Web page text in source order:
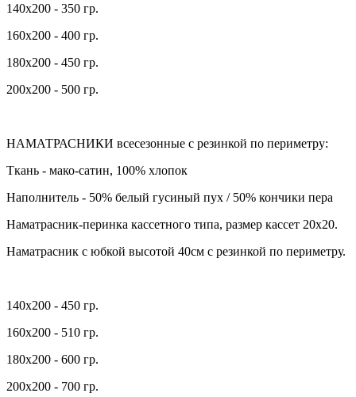
140х200 - 350 гр.
160х200 - 400 гр.
180х200 - 450 гр.
200х200 - 500 гр.
НАМАТРАСНИКИ всесезонные с резинкой по периметру:
Ткань - мако-сатин, 100% хлопок
Наполнитель - 50% белый гусиный пух / 50% кончики пера
Наматрасник-перинка кассетного типа, размер кассет 20х20.
Наматрасник с юбкой высотой 40см с резинкой по периметру.
140х200 - 450 гр.
160х200 - 510 гр.
180х200 - 600 гр.
200х200 - 700 гр.